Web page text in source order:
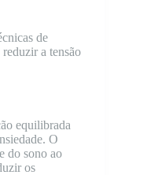
de
a tensão
equilibrada
O
do sono ao
os